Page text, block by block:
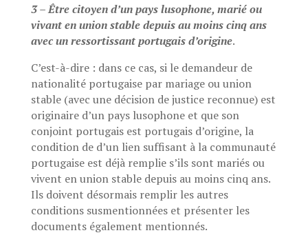
3 – Être citoyen d’un pays lusophone, marié ou
vivant en union stable depuis au moins cinq ans
avec un ressortissant portugais d’origine.
C’est-à-dire : dans ce cas, si le demandeur de
nationalité portugaise par mariage ou union
stable (avec une décision de justice reconnue) est
originaire d’un pays lusophone et que son
conjoint portugais est portugais d’origine, la
condition de d’un lien suffisant à la communauté
portugaise est déjà remplie s’ils sont mariés ou
vivent en union stable depuis au moins cinq ans.
Ils doivent désormais remplir les autres
conditions susmentionnées et présenter les
documents également mentionnés.